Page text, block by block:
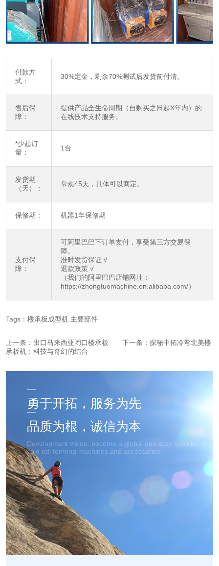
付款方
式：
30%定金，剩余70%测试后发货前付清。
售后保
障：
提供产品全生命周期（自购买之日起X年内）的
在线技术支持服务。
*少起订
量：
1台
发货期
（天）：
常规45天，具体可以商定。
保修期： 机器1年保修期
支付保
障：
可阿里巴巴下订单支付，享受第三方交易保
障。
准时发货保证 √
退款政策 √
（我们的阿里巴巴店铺网址：
https://zhongtuomachine.en.alibaba.com/）
Tags： 楼承板成型机 主要部件
上一条： 出口马来西亚闭口楼承板 下一条： 探秘中拓冷弯北美楼
承板机：科技与奇幻的结合
勇于开拓，服务为先
品质为根，诚信为本
Development vision: become a global one-stop supplier of
cold roll forming machines and accessaries.